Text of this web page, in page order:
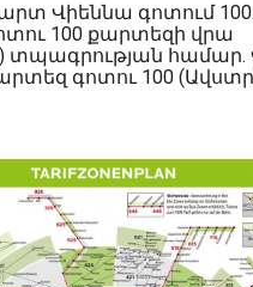
Վիեննա գոտում
100 քարտեզի վրա
տպագրության համար.
գոտու 100